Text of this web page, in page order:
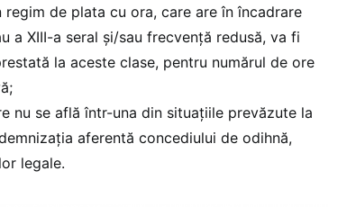
de plata cu ora, care are în încadrare
a XIII-a seral și/sau frecvență redusă, va fi
la aceste clase, pentru numărul de ore
nu se află într-una din situațiile prevăzute la
aferentă concediului de odihnă,
legale.